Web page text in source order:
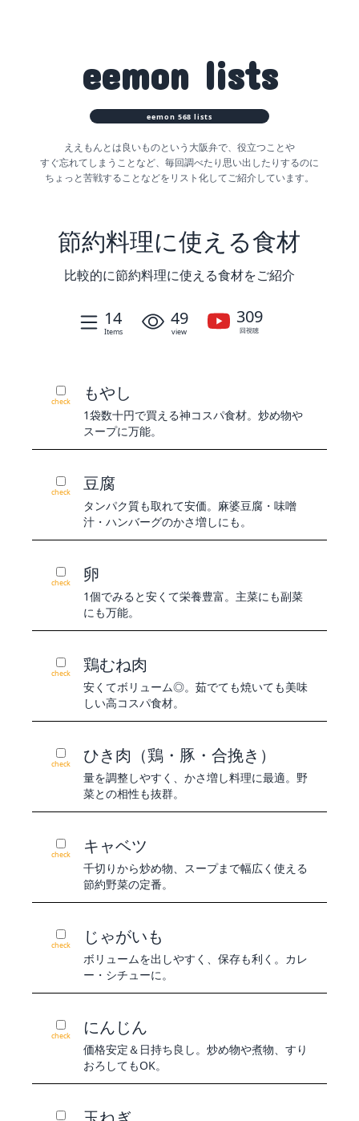
eemon lists
eemon 568 lists
ええもんとは良いものという大阪弁で、役立つことや
すぐ忘れてしまうことなど、 毎回調べたり思い出したりするのに
ちょっと苦戦することなどをリスト化してご紹介しています。
節約料理に使える食材
比較的に節約料理に使える食材をご紹介
14
Items
49
view
309
回視聴
check もやし
1袋数十円で買える神コスパ食材。炒め物や
スープに万能。
check 豆腐
タンパク質も取れて安価。麻婆豆腐・味噌
汁・ハンバーグのかさ増しにも。
check 卵
1個でみると安くて栄養豊富。主菜にも副菜
にも万能。
check 鶏むね肉
安くてボリューム◎。茹でても焼いても美味
しい高コスパ食材。
check ひき肉（鶏・豚・合挽き）
量を調整しやすく、かさ増し料理に最適。野
菜との相性も抜群。
check キャベツ
千切りから炒め物、スープまで幅広く使える
節約野菜の定番。
check じゃがいも
ボリュームを出しやすく、保存も利く。カレ
ー・シチューに。
check にんじん
価格安定＆日持ち良し。炒め物や煮物、すり
おろしてもOK。